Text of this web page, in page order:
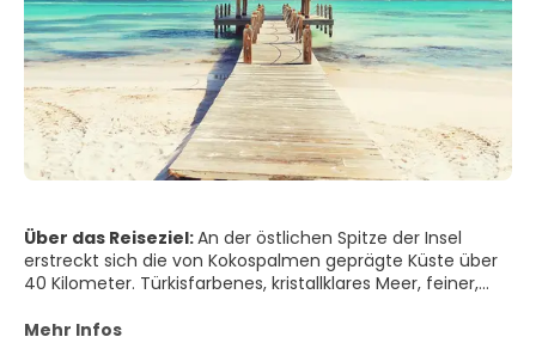
Über das Reiseziel:An der östlichen Spitze der Insel
erstreckt sich die von Kokospalmen geprägte Küste über
40 Kilometer. Türkisfarbenes, kristallklares Meer, feiner,
Wäldern aus Kokospalmen im Hinterland und
Mehr Infos